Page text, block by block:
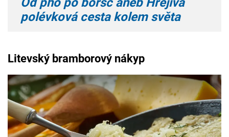
polévková cesta kolem světa
Litevský bramborový nákyp